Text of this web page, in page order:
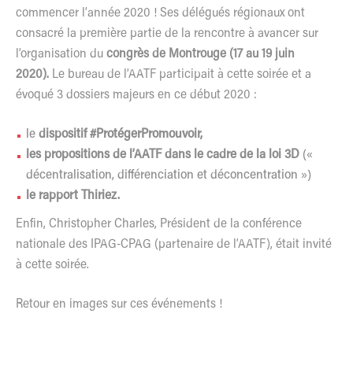
commencer l’année 2020 ! Ses délégués régionaux ont
consacré la première partie de la rencontre à avancer sur
l’organisation du congrès de Montrouge (17 au 19 juin
2020). Le bureau de l’AATF participait à cette soirée et a
évoqué 3 dossiers majeurs en ce début 2020 :
le dispositif #ProtégerPromouvoir,
les propositions de l’AATF dans le cadre de la loi 3D («
décentralisation, différenciation et déconcentration »)
le rapport Thiriez.
Enfin, Christopher Charles, Président de la conférence
nationale des IPAG-CPAG (partenaire de l’AATF), était invité
à cette soirée.
Retour en images sur ces événements !